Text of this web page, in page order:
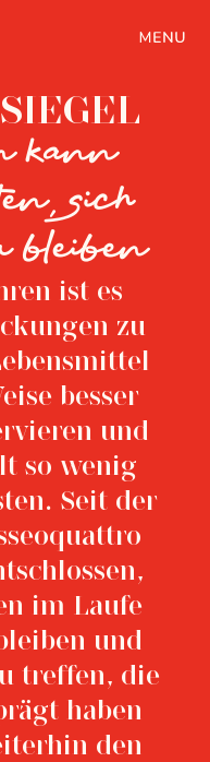
kann
sich
bleiben
ist es
zu
besser
und
so wenig
Seit der
im Laufe
und
treffen, die
haben
den